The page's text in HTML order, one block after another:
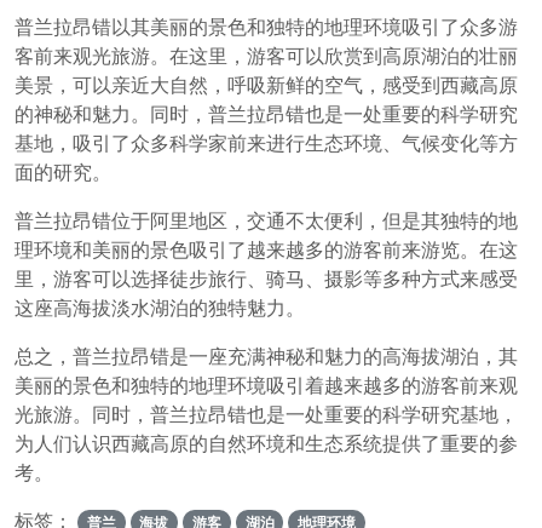
普兰拉昂错以其美丽的景色和独特的地理环境吸引了众多游
客前来观光旅游。在这里，游客可以欣赏到高原湖泊的壮丽
美景，可以亲近大自然，呼吸新鲜的空气，感受到西藏高原
的神秘和魅力。同时，普兰拉昂错也是一处重要的科学研究
基地，吸引了众多科学家前来进行生态环境、气候变化等方
面的研究。
普兰拉昂错位于阿里地区，交通不太便利，但是其独特的地
理环境和美丽的景色吸引了越来越多的游客前来游览。在这
里，游客可以选择徒步旅行、骑马、摄影等多种方式来感受
这座高海拔淡水湖泊的独特魅力。
总之，普兰拉昂错是一座充满神秘和魅力的高海拔湖泊，其
美丽的景色和独特的地理环境吸引着越来越多的游客前来观
光旅游。同时，普兰拉昂错也是一处重要的科学研究基地，
为人们认识西藏高原的自然环境和生态系统提供了重要的参
考。
标签：
普兰 海拔 游客 湖泊 地理环境